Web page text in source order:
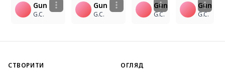
Gun
G.C.
Gun
G.C.
Gun
G.C.
Gun
G.C.
СТВОРИТИ ОГЛЯД